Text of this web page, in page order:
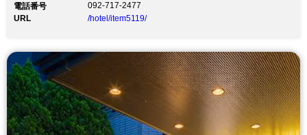
電話番号
092-717-2477
URL
/hotel/item5119/